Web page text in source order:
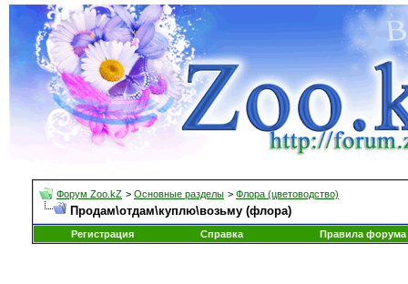
Форум Zoo.kZ > Основные разделы > Флора (цветоводство)
Продам\отдам\куплю\возьму (флора)
Регистрация Справка Правила форума